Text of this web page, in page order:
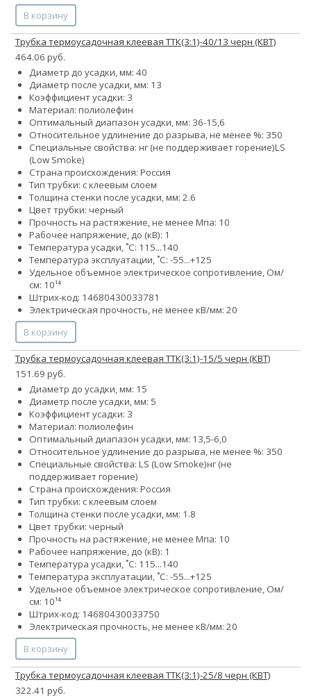
В корзину
Трубка термоусадочная клеевая ТТК(3:1)-40/13 черн (КВТ)
464.06 руб.
Диаметр до усадки, мм: 40
Диаметр после усадки, мм: 13
Коэффициент усадки: 3
Материал: полиолефин
Оптимальный диапазон усадки, мм: 36-15,6
Относительное удлинение до разрыва, не менее %: 350
Специальные свойства: нг (не поддерживает горение)LS
(Low Smoke)
Страна происхождения: Россия
Тип трубки: с клеевым слоем
Толщина стенки после усадки, мм: 2.6
Цвет трубки: черный
Прочность на растяжение, не менее Мпа: 10
Рабочее напряжение, до (кВ): 1
Температура усадки, ˚С: 115...140
Температура эксплуатации, ˚С: -55...+125
Удельное объемное электрическое сопротивление, Ом/
см: 10¹⁴
Штрих-код: 14680430033781
Электрическая прочность, не менее кВ/мм: 20
В корзину
Трубка термоусадочная клеевая ТТК(3:1)-15/5 черн (КВТ)
151.69 руб.
Диаметр до усадки, мм: 15
Диаметр после усадки, мм: 5
Коэффициент усадки: 3
Материал: полиолефин
Оптимальный диапазон усадки, мм: 13,5-6,0
Относительное удлинение до разрыва, не менее %: 350
Специальные свойства: LS (Low Smoke)нг (не
поддерживает горение)
Страна происхождения: Россия
Тип трубки: с клеевым слоем
Толщина стенки после усадки, мм: 1.8
Цвет трубки: черный
Прочность на растяжение, не менее Мпа: 10
Рабочее напряжение, до (кВ): 1
Температура усадки, ˚С: 115...140
Температура эксплуатации, ˚С: -55...+125
Удельное объемное электрическое сопротивление, Ом/
см: 10¹⁴
Штрих-код: 14680430033750
Электрическая прочность, не менее кВ/мм: 20
В корзину
Трубка термоусадочная клеевая ТТК(3:1)-25/8 черн (КВТ)
322.41 руб.